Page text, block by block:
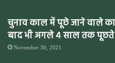
चुनाव काल में पूछे जाने वाले
बाद भी अगले 4 साल तक पूछते
November 30, 2021